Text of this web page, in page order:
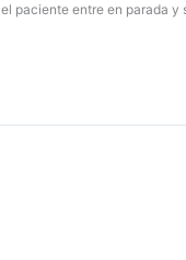
el paciente entre en parada y